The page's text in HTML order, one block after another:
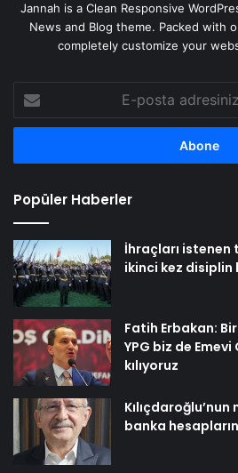
Jannah is a Clean Responsive
News and Blog theme. Packed with
completely customize your
posta
adresinizi
Popüler Haberler
İhraçları istenen
ikinci kez disiplin
Fatih Erbakan:
YPG biz de
kılıyoruz
Kılıçdaroğlu’nun
banka